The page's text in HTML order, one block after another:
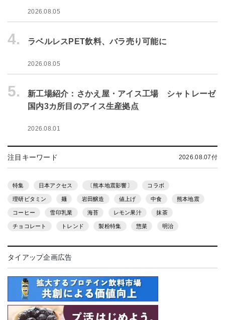
2026.08.05
4. ラベルレスPET飲料、バラ売り可能に
2026.08.05
5.
新工場紹介：さかえ屋・アイス工場 シャトレーゼ
国内3カ所目のアイス生産拠点
2026.08.01
注目キーワード 2026.08.07付
特集 日本アクセス 〔熊本地震影響〕 コラボ
理研ビタミン 麺 岩田醸造 値上げ 中食 熊本地震
コーヒー 雪印乳業 海苔 レモン果汁 抹茶
チョコレート トレンド 製粉特集 惣菜 明治
タイアップ企画広告